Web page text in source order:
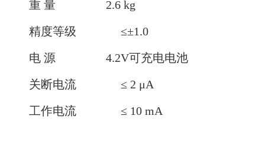
重 量 2.6 kg
精度等级 ≤±1.0
电 源 4.2V可充电电池
关断电流 ≤ 2 μA
工作电流 ≤ 10 mA